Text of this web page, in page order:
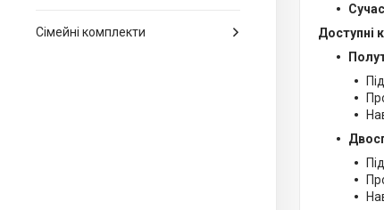
Сімейні комплекти
Доступні